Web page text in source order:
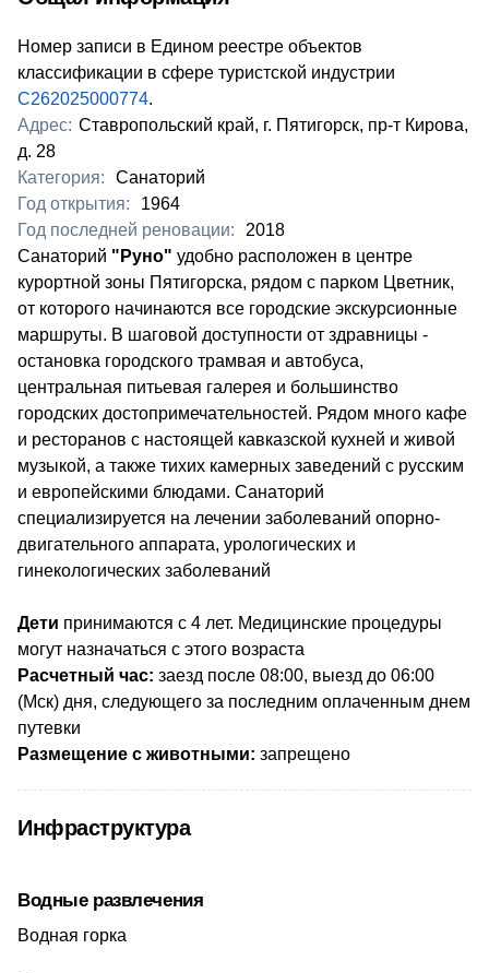
Номер записи в Едином реестре объектов
классификации в сфере туристской индустрии
С262025000774.
Адрес: Ставропольский край, г. Пятигорск, пр-т Кирова,
д. 28
Категория:
Санаторий
Год открытия:
1964
Год последней реновации:
2018
​Санаторий "Руно" удобно расположен в центре
курортной зоны Пятигорска, рядом с парком Цветник,
от которого начинаются все городские экскурсионные
маршруты. В шаговой доступности от здравницы -
остановка городского трамвая и автобуса,
центральная питьевая галерея и большинство
городских достопримечательностей. Рядом много кафе
и ресторанов с настоящей кавказской кухней и живой
музыкой, а также тихих камерных заведений с русским
и европейскими блюдами. Санаторий
специализируется на лечении заболеваний опорно-
двигательного аппарата, урологических и
гинекологических заболеваний
Дети принимаются с 4 лет. Медицинские процедуры
могут назначаться с этого возраста
Расчетный час: заезд после 08:00, выезд до 06:00
(Мск) дня, следующего за последним оплаченным днем
путевки
Размещение с животными: запрещено
Инфраструктура
Водные развлечения
Водная горка